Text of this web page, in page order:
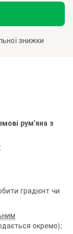
знижки
рум'яна з
градієнт чи
окремо);